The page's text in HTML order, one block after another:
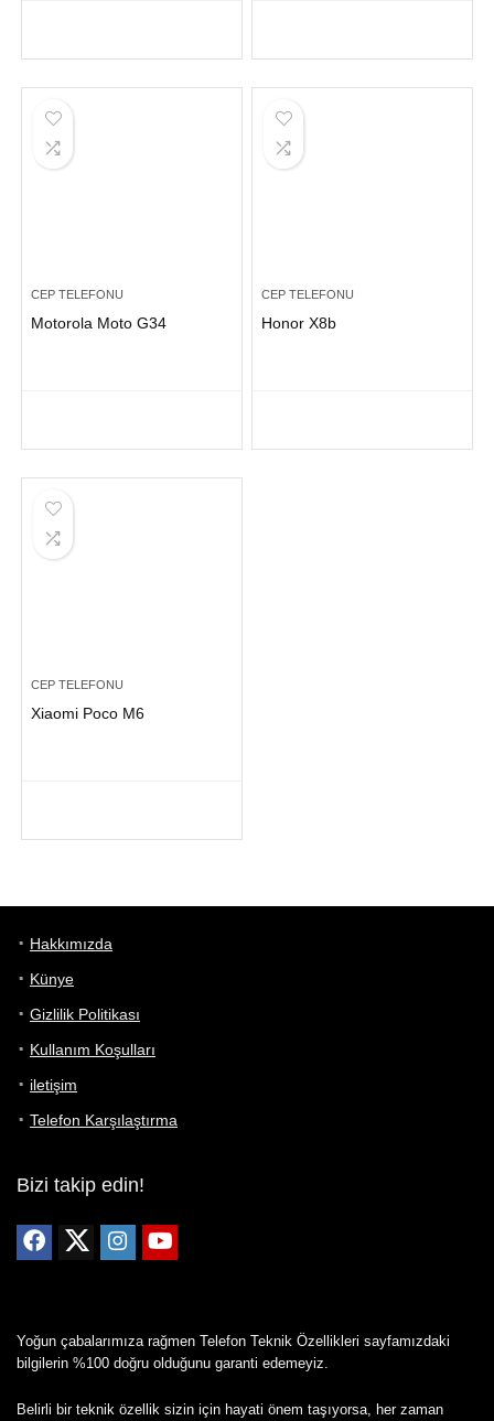
CEP TELEFONU
Motorola Moto G34
CEP TELEFONU
Honor X8b
CEP TELEFONU
Xiaomi Poco M6
Hakkımızda
Künye
Gizlilik Politikası
Kullanım Koşulları
iletişim
Telefon Karşılaştırma
Bizi takip edin!
Yoğun çabalarımıza rağmen Telefon Teknik Özellikleri sayfamızdaki
bilgilerin %100 doğru olduğunu garanti edemeyiz.
Belirli bir teknik özellik sizin için hayati önem taşıyorsa, her zaman